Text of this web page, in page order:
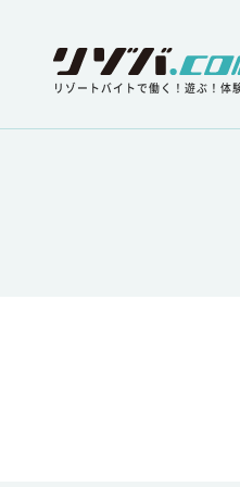
リゾートバイトで働く！遊ぶ！体